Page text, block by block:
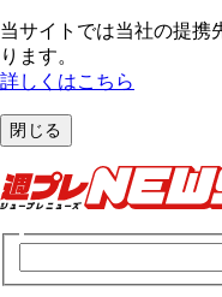
当サイトでは当社の提携
ります。
詳しくはこちら
閉じる